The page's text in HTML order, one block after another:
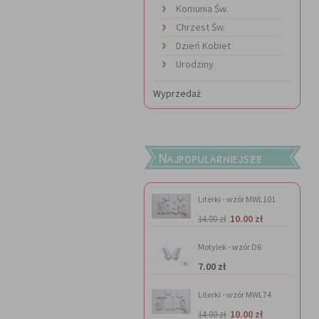
Komunia Św.
Chrzest Św.
Dzień Kobiet
Urodziny
Wyprzedaż
Najpopularniejsze
Literki - wzór MWL101
14.00 zł 10.00 zł
Motylek - wzór D6
7.00 zł
Literki - wzór MWL74
14.00 zł 10.00 zł